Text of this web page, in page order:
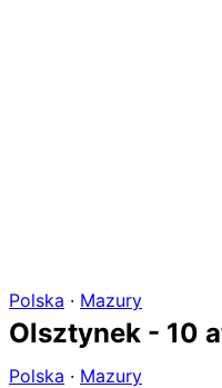
Polska · Mazury
Olsztynek - 10
Polska · Mazury